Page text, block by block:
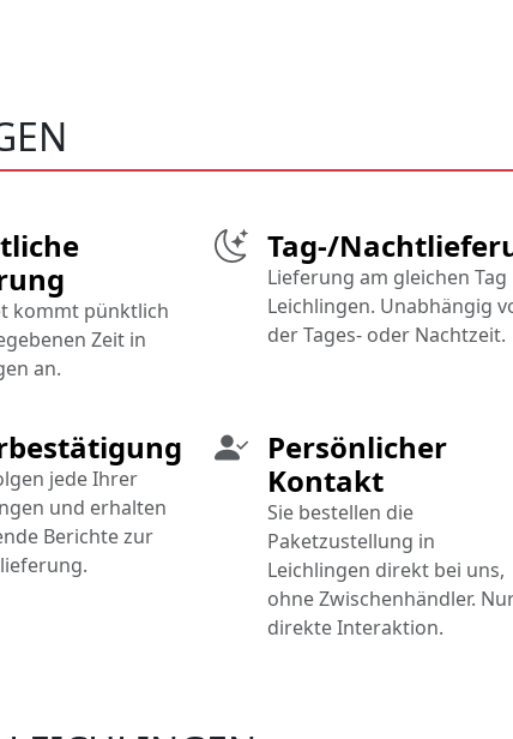
kommt pünktlich
Zeit in
an.
Tag-/
Lieferung am gleichen Tag
Leichlingen. Unabhängig
der Tages- oder Nachtzeit.
Persönlicher
Kontakt
Sie bestellen die
Paketzustellung in
Leichlingen direkt bei uns,
ohne Zwischenhändler.
direkte Interaktion.
jede Ihrer
und erhalten
Berichte zur